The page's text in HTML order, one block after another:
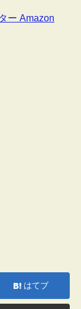
ー Amazon
はてブ